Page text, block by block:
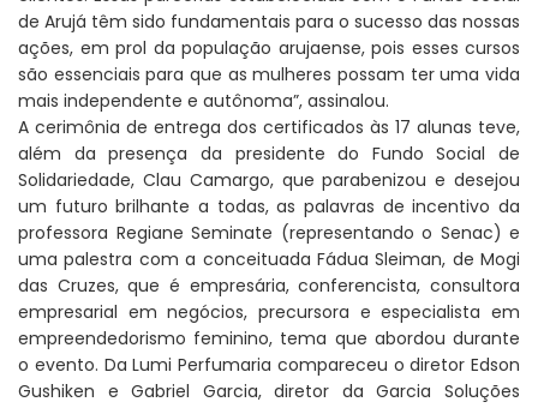
de Arujá têm sido fundamentais para o sucesso das nossas
ações, em prol da população arujaense, pois esses cursos
são essenciais para que as mulheres possam ter uma vida
mais independente e autônoma”, assinalou.
A cerimônia de entrega dos certificados às 17 alunas teve,
além da presença da presidente do Fundo Social de
Solidariedade, Clau Camargo, que parabenizou e desejou
um futuro brilhante a todas, as palavras de incentivo da
professora Regiane Seminate (representando o Senac) e
uma palestra com a conceituada Fádua Sleiman, de Mogi
das Cruzes, que é empresária, conferencista, consultora
empresarial em negócios, precursora e especialista em
empreendedorismo feminino, tema que abordou durante
o evento. Da Lumi Perfumaria compareceu o diretor Edson
Gushiken e Gabriel Garcia, diretor da Garcia Soluções